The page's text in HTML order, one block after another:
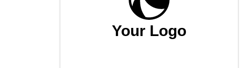
Your Logo